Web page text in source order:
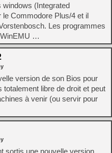
(Integrated
Commodore Plus/4 et il
Les programmes
…
version de son Bios pour
totalement libre de droit et peut
à venir (ou servir pour
sortis une nouvelle version